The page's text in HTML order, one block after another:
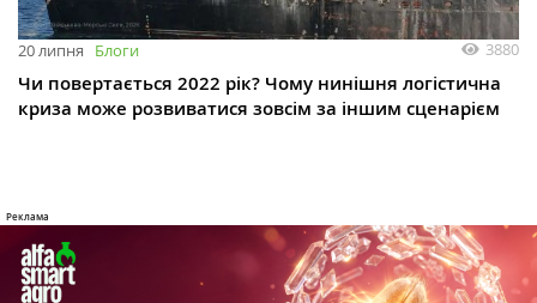
20 липня Блоги 3880
Чи повертається 2022 рік? Чому нинішня логістична
криза може розвиватися зовсім за іншим сценарієм